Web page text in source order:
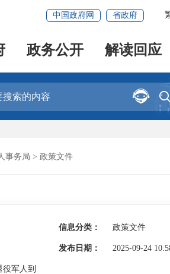
中国政府网 省政府
政务公开 解读回应


事务局 > 政策文件
信息分类： 政策文件
发布日期： 2025-09-24
军人到